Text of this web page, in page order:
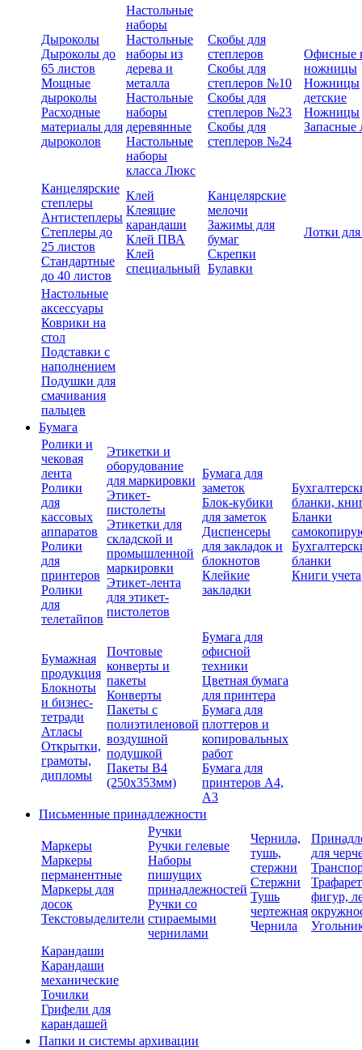
Дыроколы
Дыроколы до
65 листов
Мощные
дыроколы
Расходные
материалы для
дыроколов
Настольные
наборы
Настольные
наборы из
дерева и
металла
Настольные
наборы
деревянные
Настольные
наборы
класса Люкс
Скобы для
степлеров
Скобы для
степлеров №10
Скобы для
степлеров №23
Скобы для
степлеров №24
Офисные
ножницы
Ножницы
детские
Ножницы
Запасные
Канцелярские
степлеры
Антистеплеры
Степлеры до
25 листов
Стандартные
до 40 листов
Клей
Клеящие
карандаши
Клей ПВА
Клей
специальный
Канцелярские
мелочи
Зажимы для
бумаг
Скрепки
Булавки
Лотки
Настольные
аксессуары
Коврики на
стол
Подставки с
наполнением
Подушки для
смачивания
пальцев
Бумага
Ролики и
чековая
лента
Ролики
для
кассовых
аппаратов
Ролики
для
принтеров
Ролики
для
телетайпов
Этикетки и
оборудование
для маркировки
Этикет-
пистолеты
Этикетки для
складской и
промышленной
маркировки
Этикет-лента
для этикет-
пистолетов
Бумага для
заметок
Блок-кубики
для заметок
Диспенсеры
для закладок и
блокнотов
Клейкие
закладки
бланки,
Бланки
бланки
Книги учета
Бумажная
продукция
Блокноты
и бизнес-
тетради
Атласы
Открытки,
грамоты,
дипломы
Почтовые
конверты и
пакеты
Конверты
Пакеты с
полиэтиленовой
воздушной
подушкой
Пакеты В4
(250х353мм)
Бумага для
офисной
техники
Цветная бумага
для принтера
Бумага для
плоттеров и
копировальных
работ
Бумага для
принтеров А4,
А3
Письменные принадлежности
Маркеры
Маркеры
перманентные
Маркеры для
досок
Текстовыделители
Ручки
Ручки гелевые
Наборы
пишущих
принадлежностей
Ручки со
стираемыми
чернилами
Чернила,
тушь,
стержни
Стержни
Тушь
чертежная
Чернила
для
фигур,
Карандаши
Карандаши
механические
Точилки
Грифели для
карандашей
Папки и системы архивации